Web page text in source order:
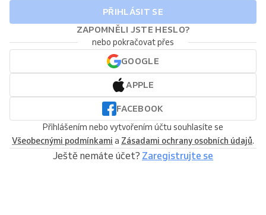
PŘIHLÁSIT SE
ZAPOMNĚLI JSTE HESLO?
nebo pokračovat přes
GOOGLE
APPLE
FACEBOOK
Přihlášením nebo vytvořením účtu souhlasíte se
Všeobecnými podmínkami a Zásadami ochrany osobních údajů.
Ještě nemáte účet? Zaregistrujte se